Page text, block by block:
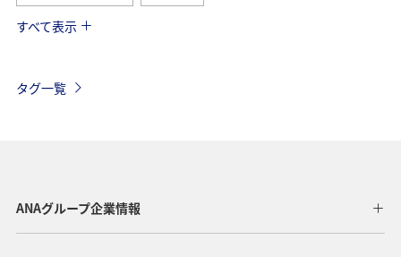
アメリカ
韓国 ANA Mall ライフ 日常
すべて表示
タグ一覧
ANAグループ企業情報